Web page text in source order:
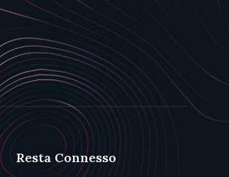
Resta Connesso